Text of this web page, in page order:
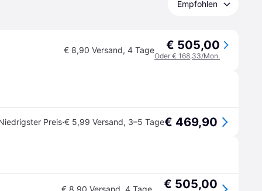
Empfohlen
€ 8,90 Versand, 4 Tage € 505,00
Oder € 168,33/Mon.
Preis·€ 5,99 Versand, 3–5 Tage€ 469,90
€ 8,90 Versand, 4 Tage € 505,00